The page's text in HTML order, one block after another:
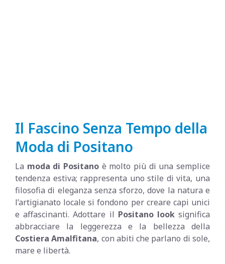
Il Fascino Senza Tempo della
Moda di Positano
La moda di Positano è molto più di una semplice
tendenza estiva; rappresenta uno stile di vita, una
filosofia di eleganza senza sforzo, dove la natura e
l’artigianato locale si fondono per creare capi unici
e affascinanti. Adottare il Positano looksignifica
abbracciare la leggerezza e la bellezza della
Costiera Amalfitana, con abiti che parlano di sole,
mare e libertà.